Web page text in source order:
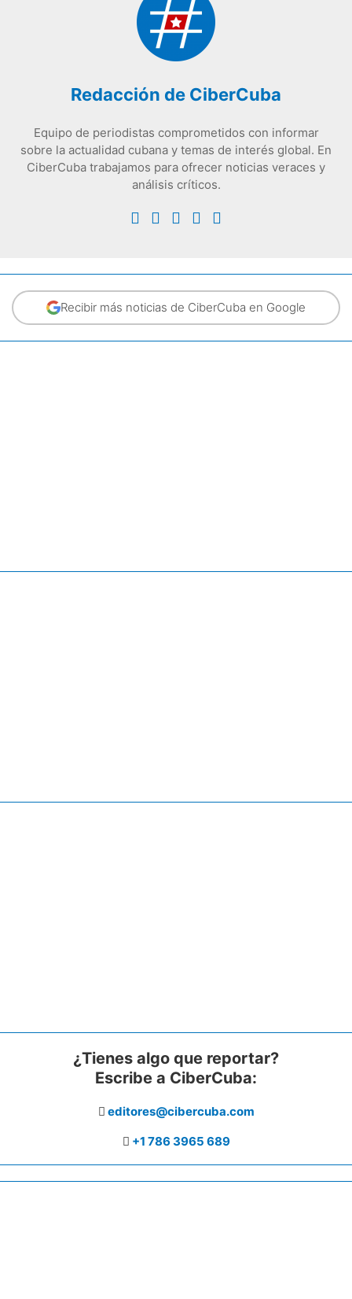
Redacción de CiberCuba
Equipo de periodistas comprometidos con informar
sobre la actualidad cubana y temas de interés global. En
CiberCuba trabajamos para ofrecer noticias veraces y
análisis críticos.
Recibir más noticias de CiberCuba en Google
¿Tienes algo que reportar?
Escribe a CiberCuba:
editores@cibercuba.com
+1 786 3965 689